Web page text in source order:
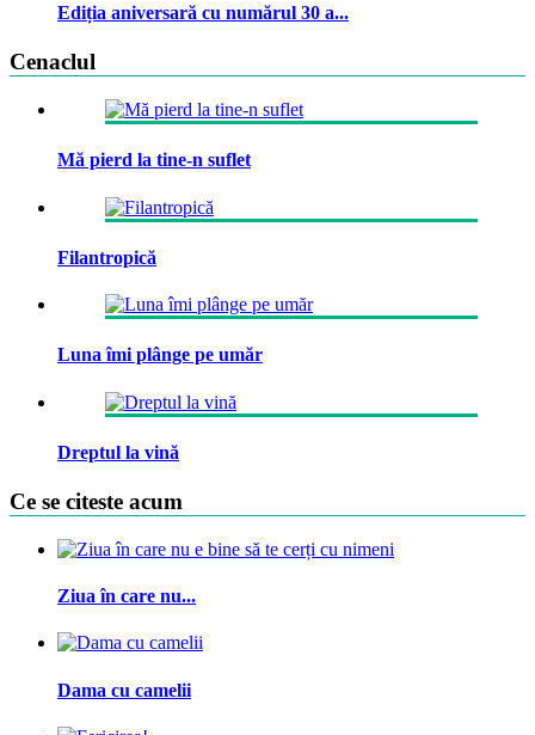
Ediția aniversară cu numărul 30 a...
Cenaclul
Mă pierd la tine-n suflet
Filantropică
Luna îmi plânge pe umăr
Dreptul la vină
Ce se citeste acum
Ziua în care nu...
Dama cu camelii